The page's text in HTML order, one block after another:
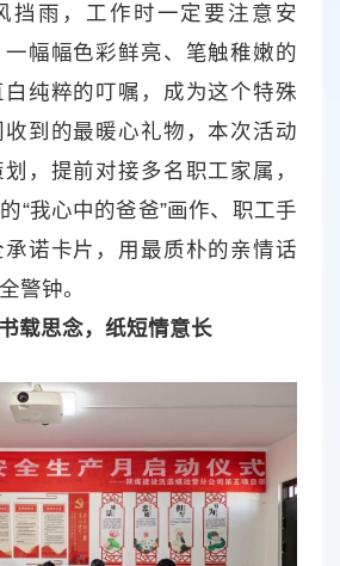
挡雨，工作时一定要注意安
幅幅色彩鲜亮、笔触稚嫩的
纯粹的叮嘱，成为这个特殊
到的最暖心礼物，本次活动
，提前对接多名职工家属，
“我心中的爸爸”画作、职工手
诺卡片，用最质朴的亲情话
警钟。
载思念，纸短情意长